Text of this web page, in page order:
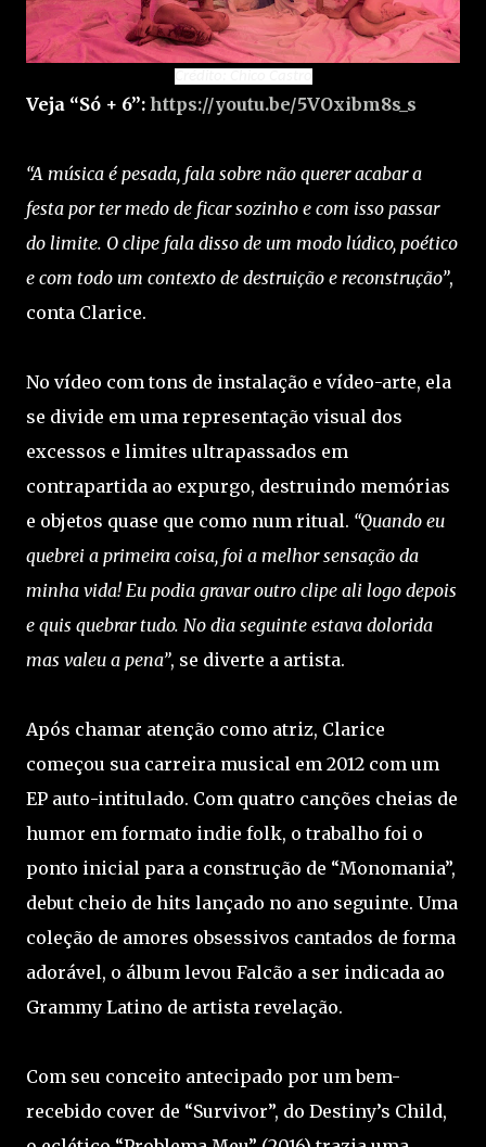
Veja “Só + 6”: https://youtu.be/5VOxibm8s_s
“A música é pesada, fala sobre não querer acabar a
festa por ter medo de ficar sozinho e com isso passar
do limite. O clipe fala disso de um modo lúdico, poético
e com todo um contexto de destruição e reconstrução”,
conta Clarice.
No vídeo com tons de instalação e vídeo-arte, ela
se divide em uma representação visual dos
excessos e limites ultrapassados em
contrapartida ao expurgo, destruindo memórias
e objetos quase que como num ritual. “Quando eu
quebrei a primeira coisa, foi a melhor sensação da
minha vida! Eu podia gravar outro clipe ali logo depois
e quis quebrar tudo. No dia seguinte estava dolorida
mas valeu a pena”, se diverte a artista.
Após chamar atenção como atriz, Clarice
começou sua carreira musical em 2012 com um
EP auto-intitulado. Com quatro canções cheias de
humor em formato indie folk, o trabalho foi o
ponto inicial para a construção de “Monomania”,
debut cheio de hits lançado no ano seguinte. Uma
coleção de amores obsessivos cantados de forma
adorável, o álbum levou Falcão a ser indicada ao
Grammy Latino de artista revelação.
Com seu conceito antecipado por um bem-
recebido cover de “Survivor”, do Destiny’s Child,